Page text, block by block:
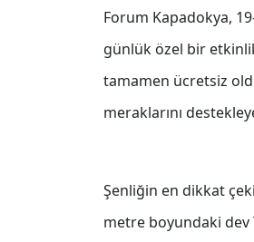
Forum Kapadokya,
günlük özel bir
tamamen ücretsiz
meraklarını
Şenliğin en dikkat
metre boyundaki dev